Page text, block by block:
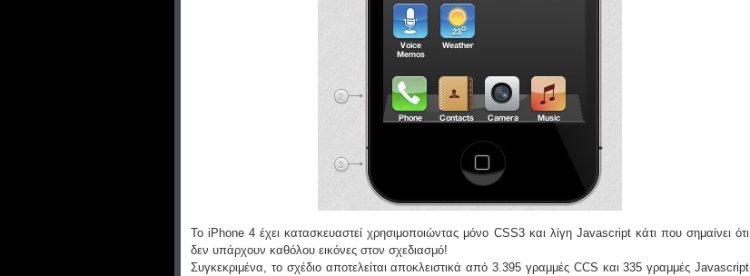
Το iPhone 4 έχει κατασκευαστεί χρησιμοποιώντας μόνο CSS3 και λίγη Javascript κάτι που σημαίνει ότι
δεν υπάρχουν καθόλου εικόνες στον σχεδιασμό!
Συγκεκριμένα, το σχέδιο αποτελείται αποκλειστικά από 3.395 γραμμές CCS και 335 γραμμές Javascript